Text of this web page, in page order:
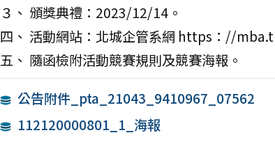
３、 頒獎典禮：2023/12/14。
四、 活動網站：北城企管系網 https：//
五、 隨函檢附活動競賽規則及競賽海報。
公告附件_pta_21043_9410967_07562
112120000801_1_海報